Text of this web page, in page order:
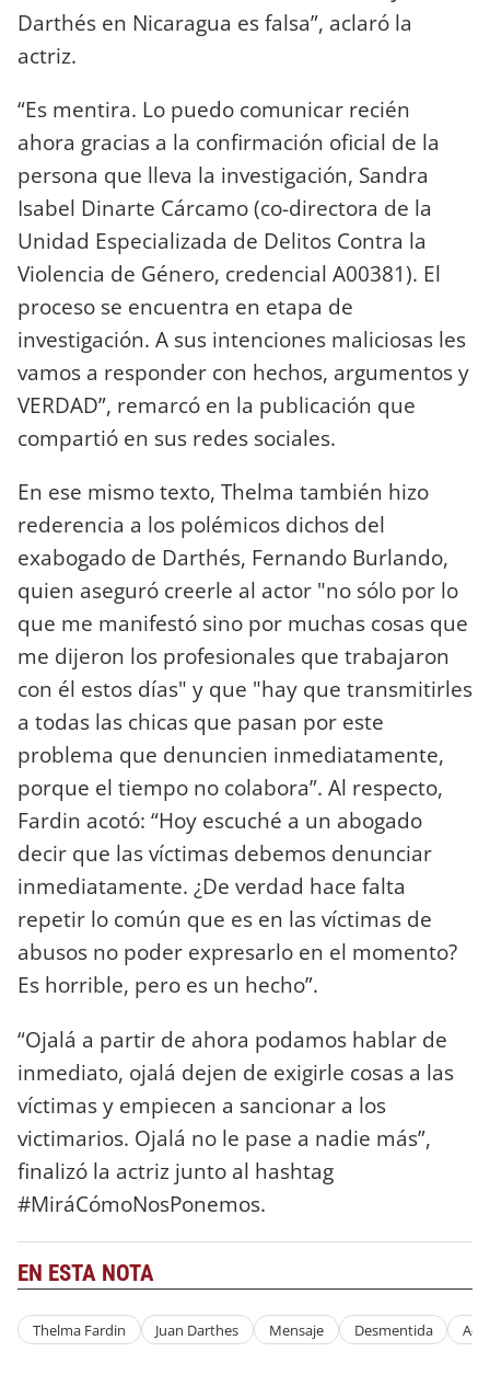
Darthés en Nicaragua es falsa”, aclaró la
actriz.
“Es mentira. Lo puedo comunicar recién
ahora gracias a la confirmación oficial de la
persona que lleva la investigación, Sandra
Isabel Dinarte Cárcamo (co-directora de la
Unidad Especializada de Delitos Contra la
Violencia de Género, credencial A00381). El
proceso se encuentra en etapa de
investigación. A sus intenciones maliciosas les
vamos a responder con hechos, argumentos y
VERDAD”, remarcó en la publicación que
compartió en sus redes sociales.
En ese mismo texto, Thelma también hizo
rederencia a los polémicos dichos del
exabogado de Darthés, Fernando Burlando,
quien aseguró creerle al actor "no sólo por lo
que me manifestó sino por muchas cosas que
me dijeron los profesionales que trabajaron
con él estos días" y que "hay que transmitirles
a todas las chicas que pasan por este
problema que denuncien inmediatamente,
porque el tiempo no colabora”. Al respecto,
Fardin acotó: “Hoy escuché a un abogado
decir que las víctimas debemos denunciar
inmediatamente. ¿De verdad hace falta
repetir lo común que es en las víctimas de
abusos no poder expresarlo en el momento?
Es horrible, pero es un hecho”.
“Ojalá a partir de ahora podamos hablar de
inmediato, ojalá dejen de exigirle cosas a las
víctimas y empiecen a sancionar a los
victimarios. Ojalá no le pase a nadie más”,
finalizó la actriz junto al hashtag
#MiráCómoNosPonemos.
EN ESTA NOTA
Thelma Fardin Juan Darthes Mensaje Desmentida